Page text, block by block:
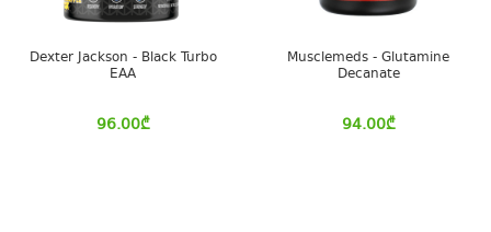
Dexter Jackson - Black Turbo
EAA
96.00₾
Musclemeds - Glutamine
Decanate
94.00₾